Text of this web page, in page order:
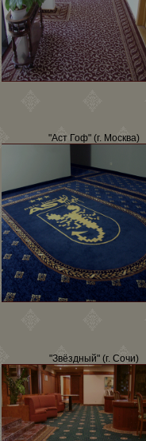
"Аст Гоф" (г. Москва)
"Звёздный" (г. Сочи)